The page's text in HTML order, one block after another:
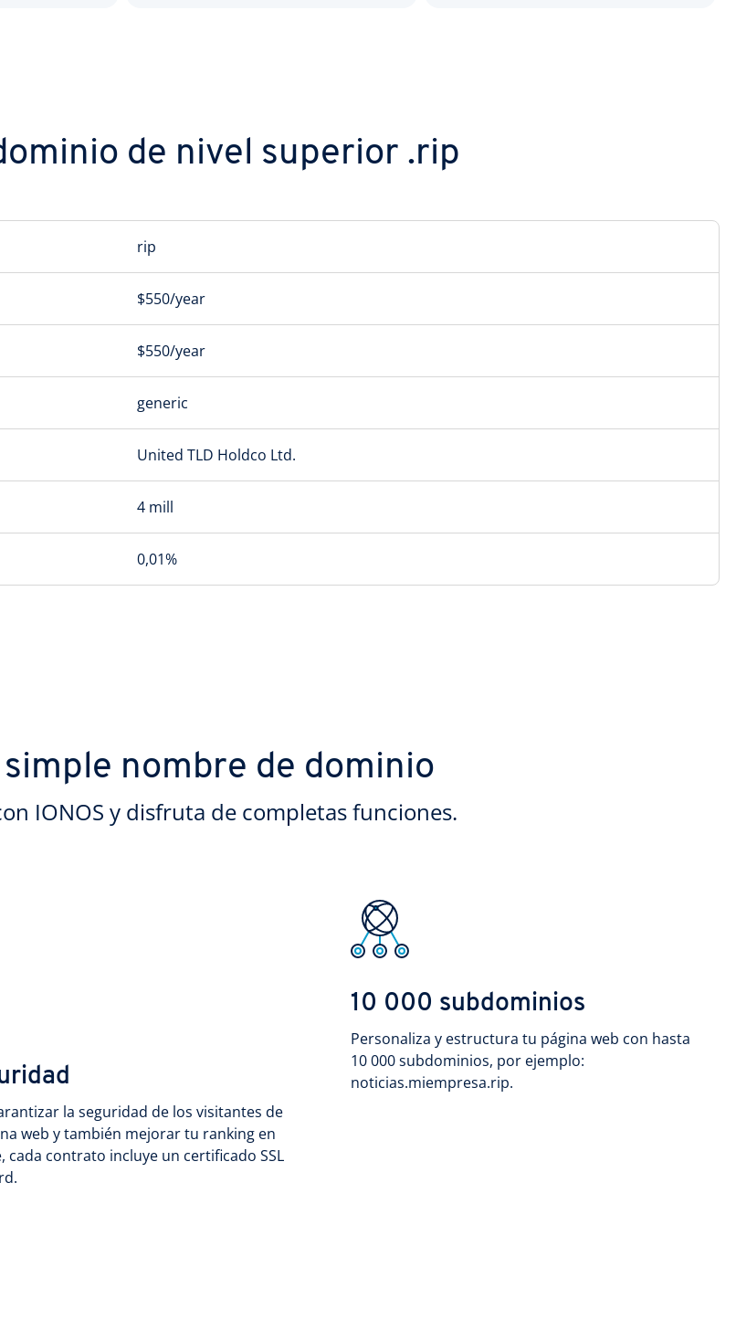
de nivel superior .rip
rip
$550/year
$550/year
generic
United TLD Holdco Ltd.
4 mill
0,01%
simple nombre de dominio
IONOS y disfruta de completas funciones.
la seguridad de los visitantes de
web y también mejorar tu ranking en
cada contrato incluye un certificado SSL
10 000 subdominios
Personaliza y estructura tu página web con hasta
10 000 subdominios, por ejemplo:
noticias.miempresa.rip.